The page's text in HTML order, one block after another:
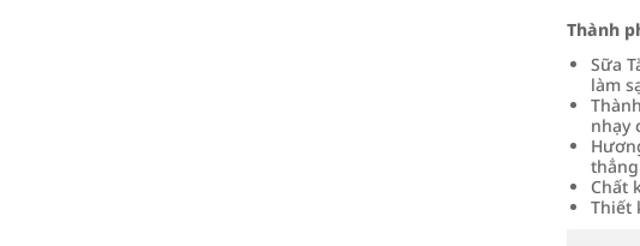
Thành
Sữa
làm
nhạy
Chất
Thiết